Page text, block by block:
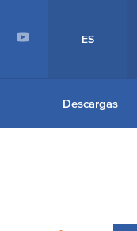
ES
Descargas